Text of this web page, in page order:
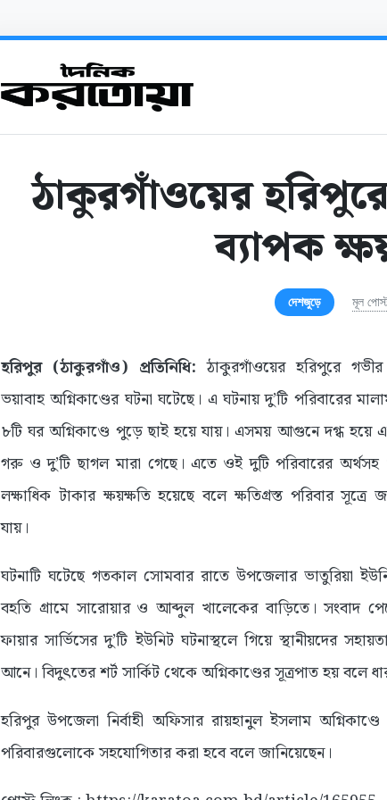
ঠাকুরগাঁওয়ের
ব্যাপক
দেশজুড়ে মূল
হরিপুর (ঠাকুরগাঁও) প্রতিনিধি:ঠাকুরগাঁওয়ের হরিপুরে
ভয়াবাহ অগ্নিকাণ্ডের ঘটনা ঘটেছে। এ ঘটনায় দু’টি পরিবারের
৮টি ঘর অগ্নিকাণ্ডে পুড়ে ছাই হয়ে যায়। এসময় আগুনে দগ্ধ হয়ে
গরু ও দু’টি ছাগল মারা গেছে। এতে ওই দুটি পরিবারের
লক্ষাধিক টাকার ক্ষয়ক্ষতি হয়েছে বলে ক্ষতিগ্রস্ত পরিবার সূত্রে
যায়।
ঘটনাটি ঘটেছে গতকাল সোমবার রাতে উপজেলার ভাতুরিয়া
বহতি গ্রামে সারোয়ার ও আব্দুল খালেকের বাড়িতে। সংবাদ
ফায়ার সার্ভিসের দু’টি ইউনিট ঘটনাস্থলে গিয়ে স্থানীয়দের
আনে। বিদুৎতের শর্ট সার্কিট থেকে অগ্নিকাণ্ডের সূত্রপাত হয় বলে
হরিপুর উপজেলা নির্বাহী অফিসার রায়হানুল ইসলাম অগ্নিকাণ্ডে
পরিবারগুলোকে সহযোগিতার করা হবে বলে জানিয়েছেন।